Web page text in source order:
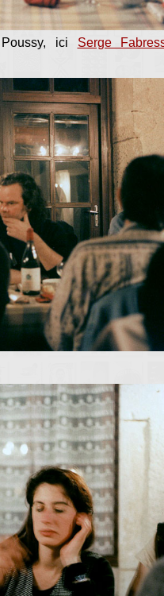
ici Serge